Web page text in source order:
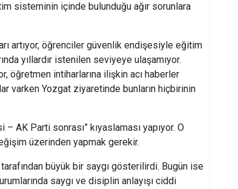
sisteminin içinde bulunduğu ağır sorunlara
artıyor, öğrenciler güvenlik endişesiyle eğitim
yıllardır istenilen seviyeye ulaşamıyor.
öğretmen intiharlarına ilişkin acı haberler
varken Yozgat ziyaretinde bunların hiçbirinin
AK Parti sonrası” kıyaslaması yapıyor. O
üzerinden yapmak gerekir.
büyük bir saygı gösterilirdi. Bugün ise
saygı ve disiplin anlayışı ciddi